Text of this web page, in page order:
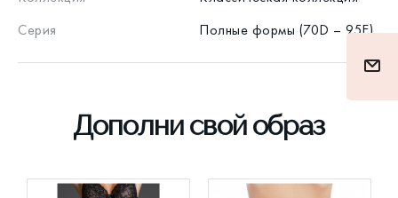
Серия
Полные формы (70D – 95E)
Дополни свой образ